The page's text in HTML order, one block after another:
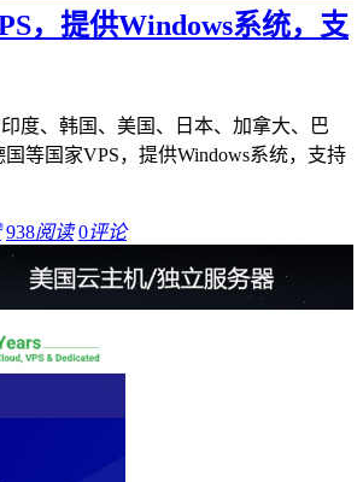
，提供Windows系统，支
度、韩国、美国、日本、加拿大、巴
等国家VPS，提供Windows系统，支持
938阅读 0评论